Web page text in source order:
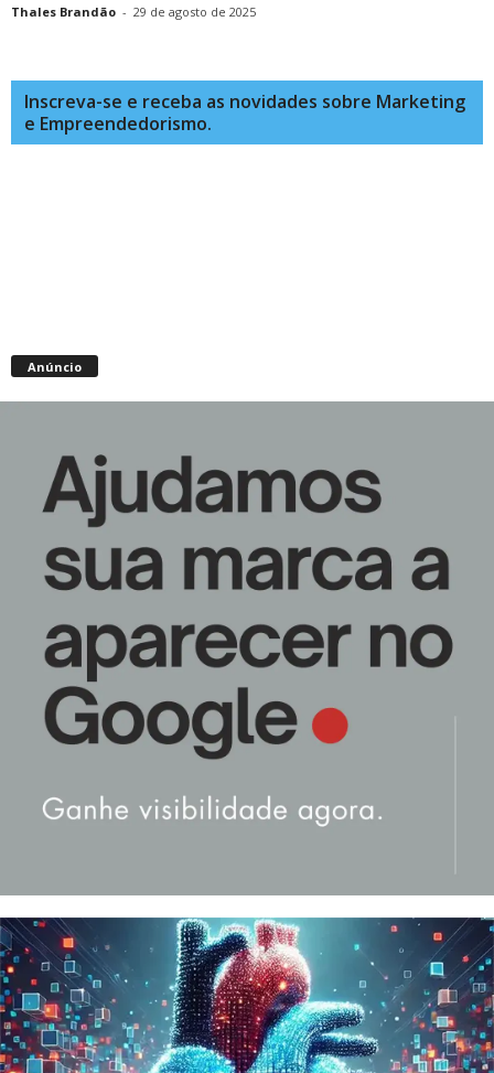
Thales Brandão - 29 de agosto de 2025
Inscreva-se e receba as novidades sobre Marketing
e Empreendedorismo.
Anúncio